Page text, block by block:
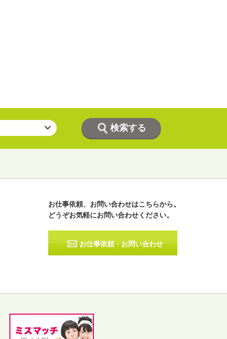
お仕事依頼、お問い合わせはこちらから。
どうぞお気軽にお問い合わせください。
お仕事依頼・お問い合わせ